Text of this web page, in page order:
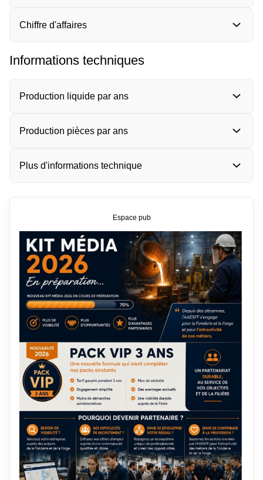
Chiffre d'affaires
Informations techniques
Production liquide par ans
Production pièces par ans
Plus d'informations technique
Espace pub